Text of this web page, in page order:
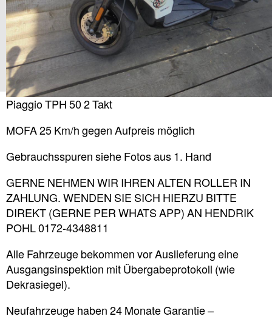
Piaggio TPH 50 2 Takt
MOFA 25 Km/h gegen Aufpreis möglich
Gebrauchsspuren siehe Fotos aus 1. Hand
GERNE NEHMEN WIR IHREN ALTEN ROLLER IN
ZAHLUNG. WENDEN SIE SICH HIERZU BITTE
DIREKT (GERNE PER WHATS APP) AN HENDRIK
POHL 0172-4348811
Alle Fahrzeuge bekommen vor Auslieferung eine
Ausgangsinspektion mit Übergabeprotokoll (wie
Dekrasiegel).
Neufahrzeuge haben 24 Monate Garantie –